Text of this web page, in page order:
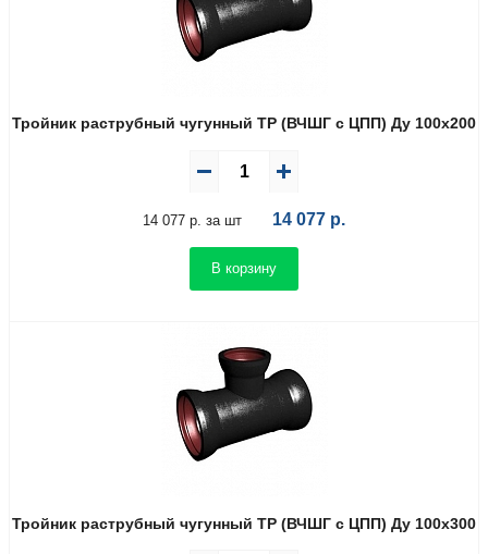
Тройник раструбный чугунный ТР (ВЧШГ с ЦПП) Ду 100х200
14 077 р. за шт 14 077 р.
В корзину
Тройник раструбный чугунный ТР (ВЧШГ с ЦПП) Ду 100х300